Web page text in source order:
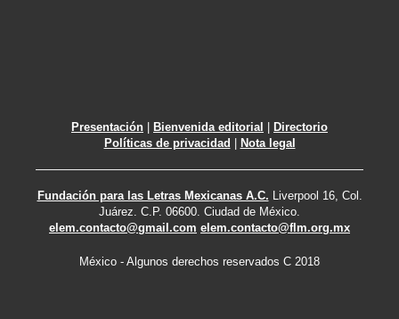
Presentación | Bienvenida editorial | Directorio
Políticas de privacidad | Nota legal
Fundación para las Letras Mexicanas A.C. Liverpool 16, Col.
Juárez. C.P. 06600. Ciudad de México.
elem.contacto@gmail.com elem.contacto@flm.org.mx
México - Algunos derechos reservados C 2018